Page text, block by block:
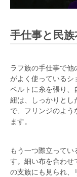
手仕事と民族
ラフ族の手仕事で他
がよく使っている
ベルトに糸を張り、
紐は、しっかりとし
で、フリンジのよう
ます。
もう一つ際立って
す。細い布を合わせ
の支族にも見られ、